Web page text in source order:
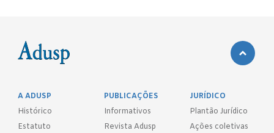
A ADUSP
Histórico
Estatuto
PUBLICAÇÕES
Informativos
Revista Adusp
JURÍDICO
Plantão Jurídico
Ações coletivas